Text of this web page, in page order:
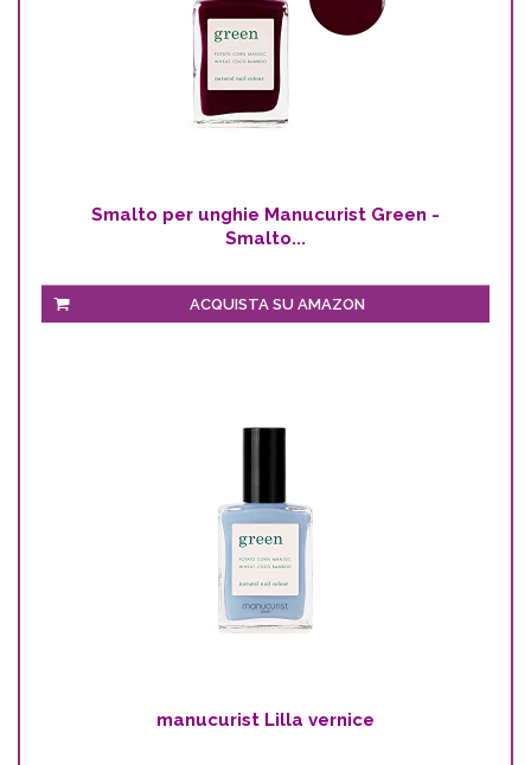
Smalto per unghie Manucurist Green -
Smalto...
ACQUISTA SU AMAZON
manucurist Lilla vernice